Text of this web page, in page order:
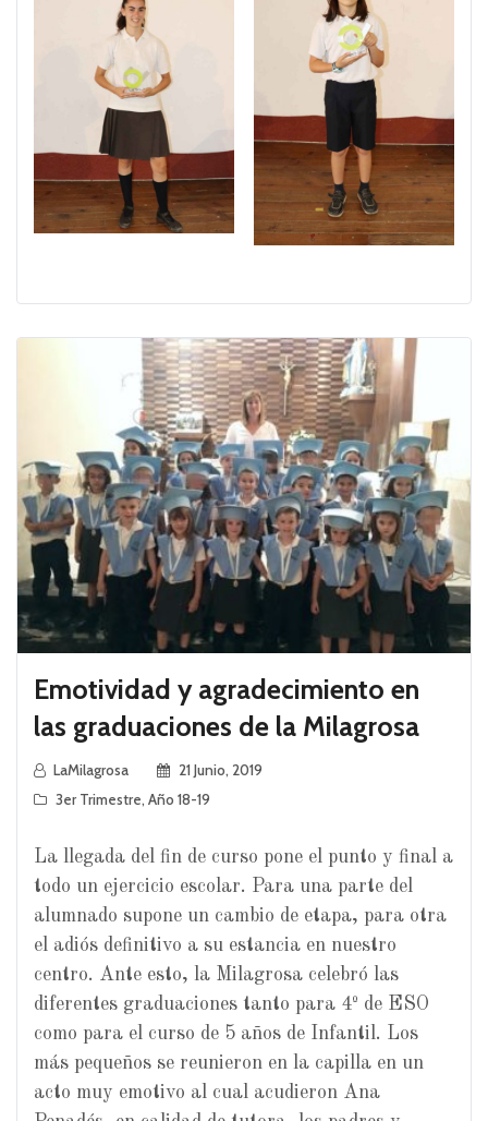
Emotividad y agradecimiento en
las graduaciones de la Milagrosa
LaMilagrosa
21 Junio, 2019
3er Trimestre, Año 18-19
La llegada del fin de curso pone el punto y final a
todo un ejercicio escolar. Para una parte del
alumnado supone un cambio de etapa, para otra
el adiós definitivo a su estancia en nuestro
centro. Ante esto, la Milagrosa celebró las
diferentes graduaciones tanto para 4º de ESO
como para el curso de 5 años de Infantil. Los
más pequeños se reunieron en la capilla en un
acto muy emotivo al cual acudieron Ana